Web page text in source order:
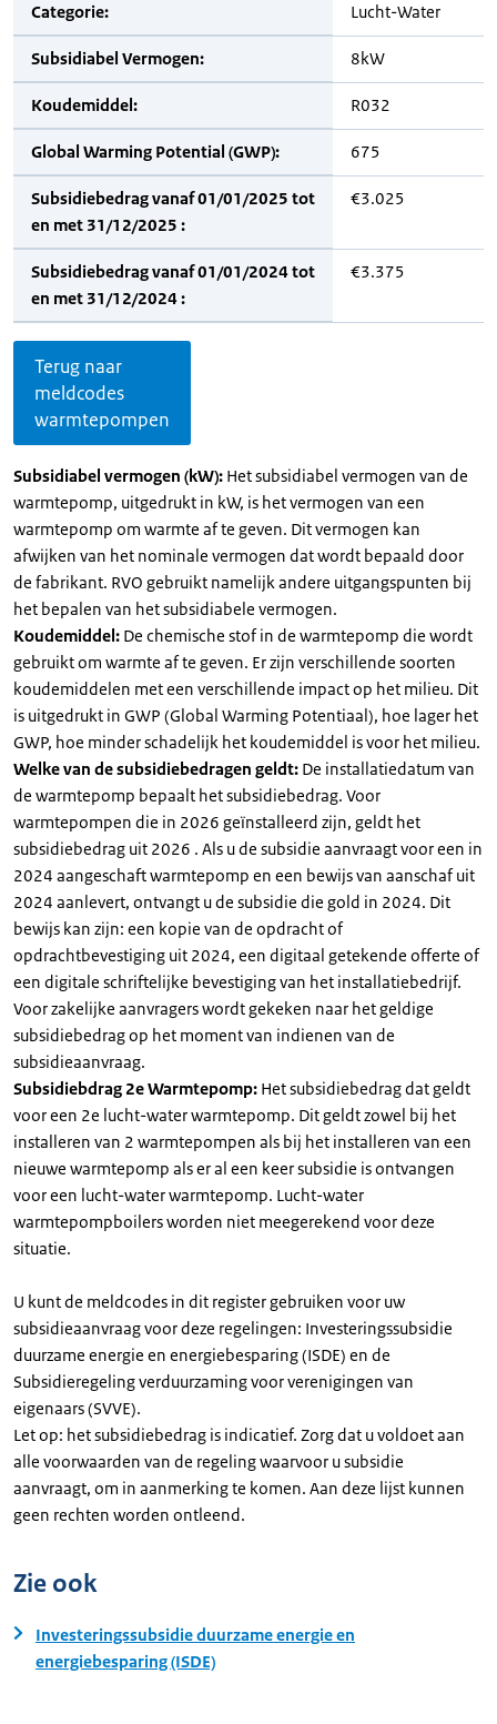
Categorie: Lucht-Water
Subsidiabel Vermogen: 8kW
Koudemiddel: R032
Global Warming Potential (GWP): 675
Subsidiebedrag vanaf 01/01/2025 tot
en met 31/12/2025 :
€3.025
Subsidiebedrag vanaf 01/01/2024 tot
en met 31/12/2024 :
€3.375
Terug naar
meldcodes
warmtepompen
Subsidiabel vermogen (kW): Het subsidiabel vermogen van de
warmtepomp, uitgedrukt in kW, is het vermogen van een
warmtepomp om warmte af te geven. Dit vermogen kan
afwijken van het nominale vermogen dat wordt bepaald door
de fabrikant. RVO gebruikt namelijk andere uitgangspunten bij
het bepalen van het subsidiabele vermogen.
Koudemiddel: De chemische stof in de warmtepomp die wordt
gebruikt om warmte af te geven. Er zijn verschillende soorten
koudemiddelen met een verschillende impact op het milieu. Dit
is uitgedrukt in GWP (Global Warming Potentiaal), hoe lager het
GWP, hoe minder schadelijk het koudemiddel is voor het milieu.
Welke van de subsidiebedragen geldt: De installatiedatum van
de warmtepomp bepaalt het subsidiebedrag. Voor
warmtepompen die in 2026 geïnstalleerd zijn, geldt het
subsidiebedrag uit 2026 . Als u de subsidie aanvraagt voor een in
2024 aangeschaft warmtepomp en een bewijs van aanschaf uit
2024 aanlevert, ontvangt u de subsidie die gold in 2024. Dit
bewijs kan zijn: een kopie van de opdracht of
opdrachtbevestiging uit 2024, een digitaal getekende offerte of
een digitale schriftelijke bevestiging van het installatiebedrijf.
Voor zakelijke aanvragers wordt gekeken naar het geldige
subsidiebedrag op het moment van indienen van de
subsidieaanvraag.
Subsidiebdrag 2e Warmtepomp: Het subsidiebedrag dat geldt
voor een 2e lucht-water warmtepomp. Dit geldt zowel bij het
installeren van 2 warmtepompen als bij het installeren van een
nieuwe warmtepomp als er al een keer subsidie is ontvangen
voor een lucht-water warmtepomp. Lucht-water
warmtepompboilers worden niet meegerekend voor deze
situatie.
U kunt de meldcodes in dit register gebruiken voor uw
subsidieaanvraag voor deze regelingen: Investeringssubsidie
duurzame energie en energiebesparing (ISDE) en de
Subsidieregeling verduurzaming voor verenigingen van
eigenaars (SVVE).
Let op: het subsidiebedrag is indicatief. Zorg dat u voldoet aan
alle voorwaarden van de regeling waarvoor u subsidie
aanvraagt, om in aanmerking te komen. Aan deze lijst kunnen
geen rechten worden ontleend.
Zie ook
Investeringssubsidie duurzame energie en
energiebesparing (ISDE)